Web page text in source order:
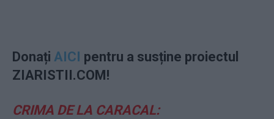
Donați AICI pentru a susține proiectul
ZIARISTII.COM!
CRIMA DE LA CARACAL: